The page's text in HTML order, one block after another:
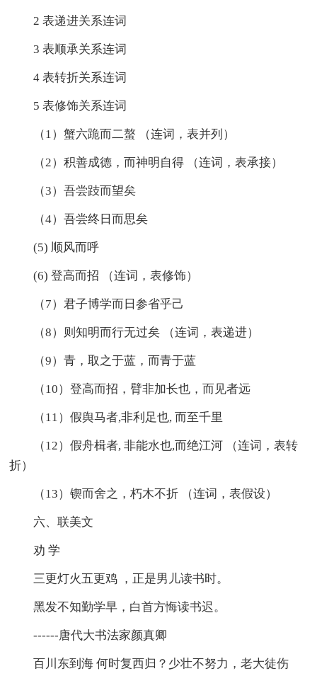
2 表递进关系连词
3 表顺承关系连词
4 表转折关系连词
5 表修饰关系连词
（1）蟹六跪而二螯 （连词，表并列）
（2）积善成德，而神明自得 （连词，表承接）
（3）吾尝跂而望矣
（4）吾尝终日而思矣
(5) 顺风而呼
(6) 登高而招 （连词，表修饰）
（7）君子博学而日参省乎己
（8）则知明而行无过矣 （连词，表递进）
（9）青，取之于蓝，而青于蓝
（10）登高而招，臂非加长也，而见者远
（11）假舆马者,非利足也, 而至千里
（12）假舟楫者, 非能水也,而绝江河 （连词，表转
折）
（13）锲而舍之，朽木不折 （连词，表假设）
六、联美文
劝 学
三更灯火五更鸡 ，正是男儿读书时。
黑发不知勤学早，白首方悔读书迟。
------唐代大书法家颜真卿
百川东到海 何时复西归？少壮不努力，老大徒伤